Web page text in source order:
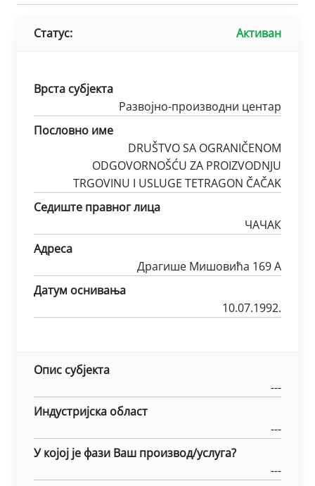
Статус: Активан
Врста субјекта
Развојно-производни центар
Пословно име
DRUŠTVO SA OGRANIČENOM
ODGOVORNOŠĆU ZA PROIZVODNJU
TRGOVINU I USLUGE TETRAGON ČAČAK
Седиште правног лица
ЧАЧАК
Адреса
Драгише Мишовића 169 А
Датум оснивања
10.07.1992.
Опис субјекта
---
Индустријска област
---
У којој је фази Ваш производ/услуга?
---